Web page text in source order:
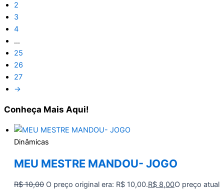
2
3
4
…
25
26
27
→
Conheça Mais Aqui!
Dinâmicas
MEU MESTRE MANDOU- JOGO
R$10,00 O preço original era: R$ 10,00.R$ 8,00O preço atual